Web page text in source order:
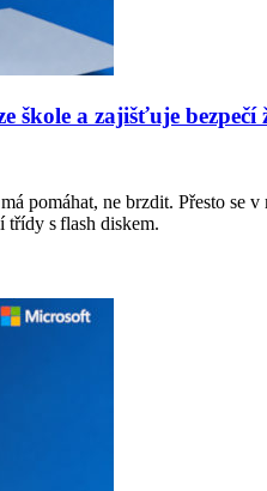
škole a zajišťuje bezpečí
pomáhat, ne brzdit. Přesto se
třídy s flash diskem.